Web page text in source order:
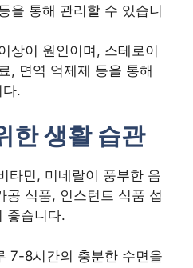
을 통해 관리할 수 있습니
상이 원인이며, 스테로이
, 면역 억제제 등을 통해
.
한 생활 습관
타민, 미네랄이 풍부한 음
공 식품, 인스턴트 식품 섭
좋습니다.
7-8시간의 충분한 수면을